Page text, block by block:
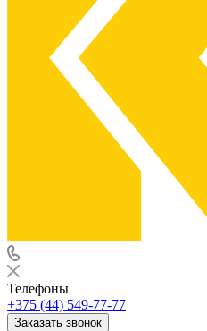
Телефоны
+375 (44) 549-77-77
Заказать звонок